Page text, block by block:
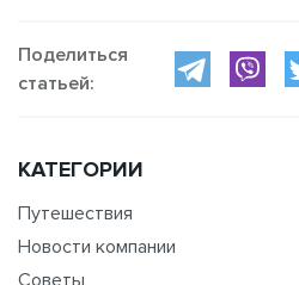
Поделиться
статьей:
КАТЕГОРИИ
Путешествия
Новости компании